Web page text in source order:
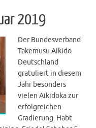
2019
Der Bundesverband
Takemusu Aikido
Deutschland
gratuliert in diesem
Jahr besonders
vielen Aikidoka zur
erfolgreichen
Gradierung. Habt